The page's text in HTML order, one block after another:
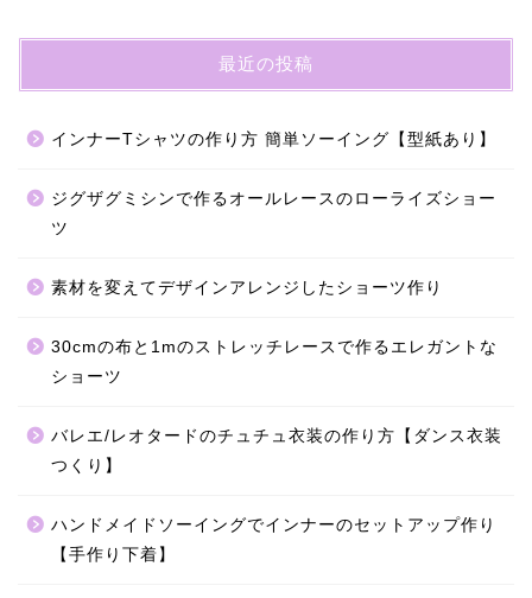
最近の投稿
インナーTシャツの作り方 簡単ソーイング【型紙あり】
ジグザグミシンで作るオールレースのローライズショー
ツ
素材を変えてデザインアレンジしたショーツ作り
30cmの布と1mのストレッチレースで作るエレガントな
ショーツ
バレエ/レオタードのチュチュ衣装の作り方【ダンス衣装
つくり】
ハンドメイドソーイングでインナーのセットアップ作り
【手作り下着】